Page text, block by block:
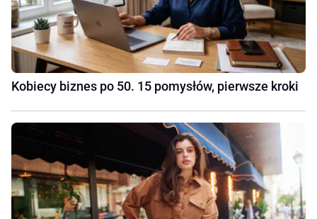
Kobiecy biznes po 50. 15 pomysłów, pierwsze kroki